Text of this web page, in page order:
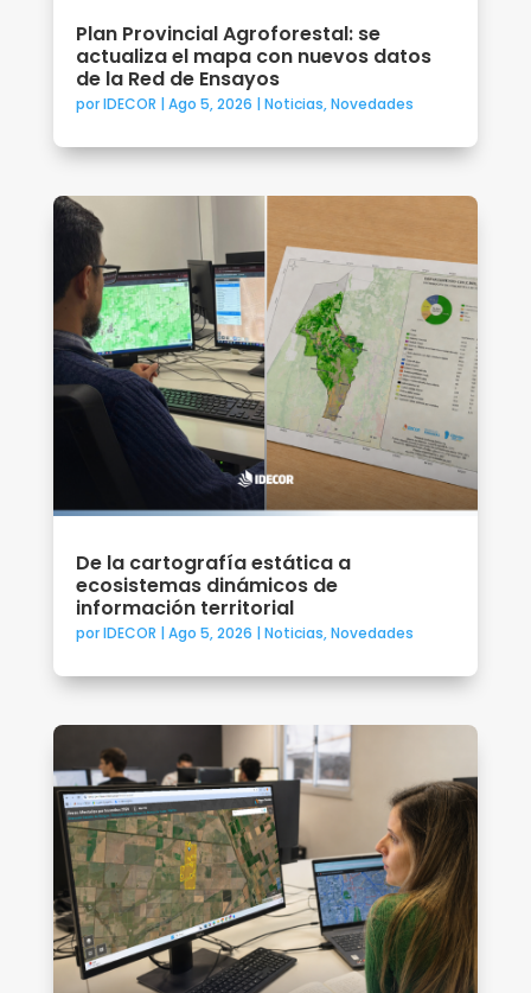
Plan Provincial Agroforestal: se
actualiza el mapa con nuevos datos
de la Red de Ensayos
porIDECOR | Ago 5, 2026 | Noticias,Novedades
De la cartografía estática a
ecosistemas dinámicos de
información territorial
porIDECOR | Ago 5, 2026 | Noticias,Novedades